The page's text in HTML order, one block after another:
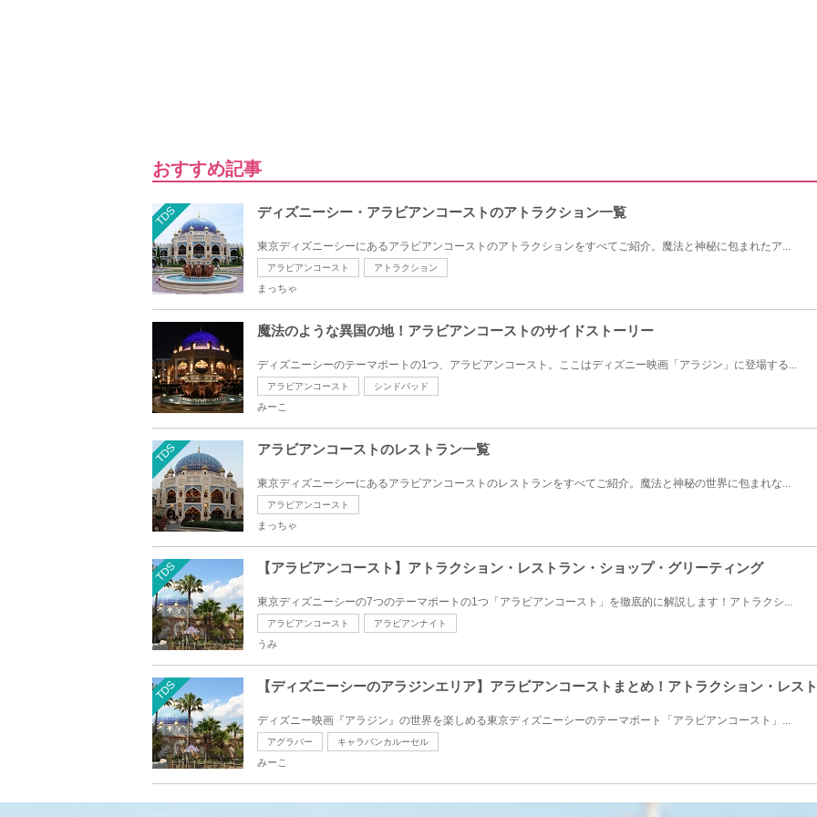
おすすめ記事
TDS ディズニーシー・アラビアンコーストのアトラクション一覧
東京ディズニーシーにあるアラビアンコーストのアトラクションをすべてご紹介。魔法と神秘に包まれたア...
アラビアンコースト アトラクション
まっちゃ
魔法のような異国の地！アラビアンコーストのサイドストーリー
ディズニーシーのテーマポートの1つ、アラビアンコースト。ここはディズニー映画「アラジン」に登場する...
アラビアンコースト シンドバッド
みーこ
TDS アラビアンコーストのレストラン一覧
東京ディズニーシーにあるアラビアンコーストのレストランをすべてご紹介。魔法と神秘の世界に包まれな...
アラビアンコースト
まっちゃ
TDS 【アラビアンコースト】アトラクション・レストラン・ショップ・グリーティング
東京ディズニーシーの7つのテーマポートの1つ「アラビアンコースト」を徹底的に解説します！アトラクシ...
アラビアンコースト アラビアンナイト
うみ
TDS 【ディズニーシーのアラジンエリア】アラビアンコーストまとめ！アトラクション・レス
ディズニー映画『アラジン』の世界を楽しめる東京ディズニーシーのテーマポート「アラビアンコースト」...
アグラバー キャラバンカルーセル
みーこ